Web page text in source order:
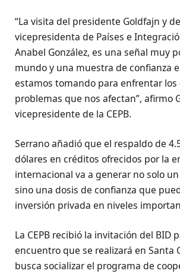
“La visita del presidente Goldfajn y
vicepresidenta de Países e
Anabel González, es una señal muy
mundo y una muestra de confianza
estamos tomando para enfrentar los
problemas que nos afectan”, afirmo
vicepresidente de la CEPB.
Serrano añadió que el respaldo de
dólares en créditos ofrecidos por la
internacional va a generar no solo
sino una dosis de confianza que
inversión privada en niveles
La CEPB recibió la invitación del BID
encuentro que se realizará en Santa
busca socializar el programa de